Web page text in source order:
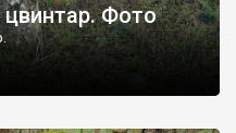
цвинтар. Фото